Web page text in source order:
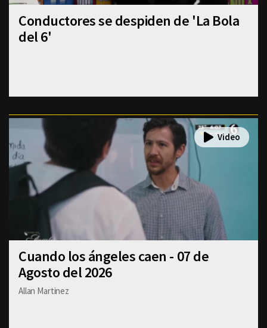
Conductores se despiden de 'La Bola
del 6'
Cuando los ángeles caen - 07 de
Agosto del 2026
Allan Martinez